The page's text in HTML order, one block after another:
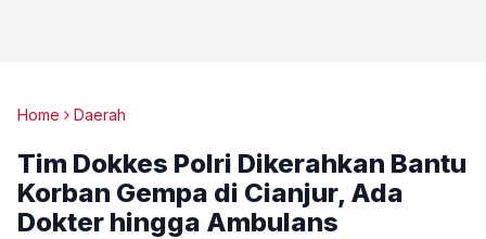
Home Daerah
Tim Dokkes Polri Dikerahkan Bantu
Korban Gempa di Cianjur, Ada
Dokter hingga Ambulans